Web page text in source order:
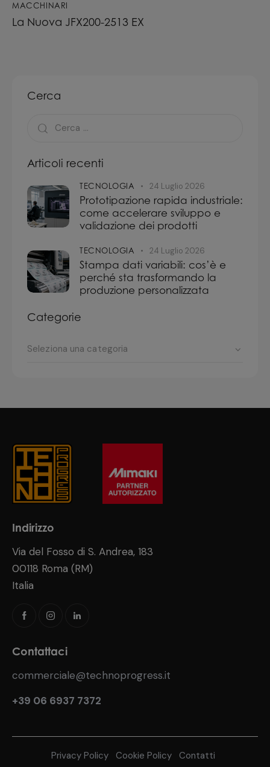
MACCHINARI
La Nuova JFX200-2513 EX
Cerca
Articoli recenti
TECNOLOGIA 24 Luglio 2026
Prototipazione rapida industriale:
come accelerare sviluppo e
validazione dei prodotti
TECNOLOGIA 24 Luglio 2026
Stampa dati variabili: cos’è e
perché sta trasformando la
produzione personalizzata
Categorie
Indirizzo
Via del Fosso di S. Andrea, 183
00118 Roma (RM)
Italia
Contattaci
commerciale@technoprogress.it
+39 06 6937 7372
Privacy Policy Cookie Policy Contatti